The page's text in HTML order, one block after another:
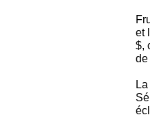
et
$,
de